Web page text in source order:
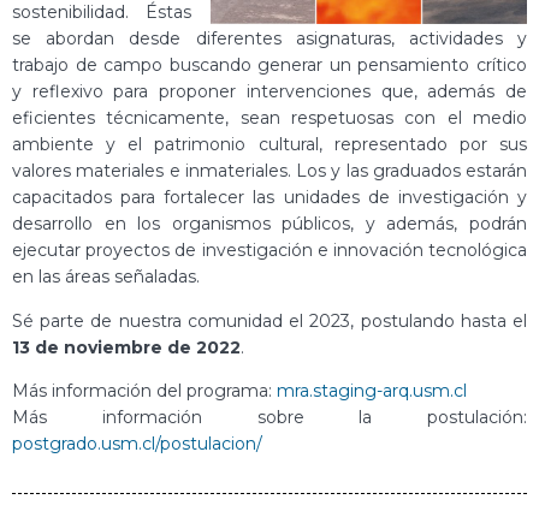
sostenibilidad. Éstas
se abordan desde diferentes asignaturas, actividades y
trabajo de campo buscando generar un pensamiento crítico
y reflexivo para proponer intervenciones que, además de
eficientes técnicamente, sean respetuosas con el medio
ambiente y el patrimonio cultural, representado por sus
valores materiales e inmateriales. Los y las graduados estarán
capacitados para fortalecer las unidades de investigación y
desarrollo en los organismos públicos, y además, podrán
ejecutar proyectos de investigación e innovación tecnológica
en las áreas señaladas.
Sé parte de nuestra comunidad el 2023, postulando hasta el
13 de noviembre de 2022.
Más información del programa: mra.staging-arq.usm.cl
Más información sobre la postulación:
postgrado.usm.cl/postulacion/